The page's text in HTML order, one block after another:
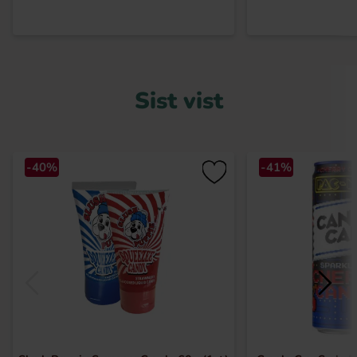
Sist vist
-40% -41%